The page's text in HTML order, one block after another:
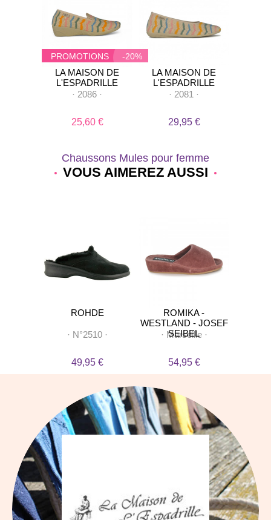
PROMOTIONS -20%
LA MAISON DE
L'ESPADRILLE
· 2086 ·
25,60 €
LA MAISON DE
L'ESPADRILLE
· 2081 ·
29,95 €
Chaussons Mules pour femme
VOUS AIMEREZ AUSSI
ROHDE
· N°2510·
49,95 €
ROMIKA -
WESTLAND - JOSEF
SEIBEL
· Marseille·
54,95 €